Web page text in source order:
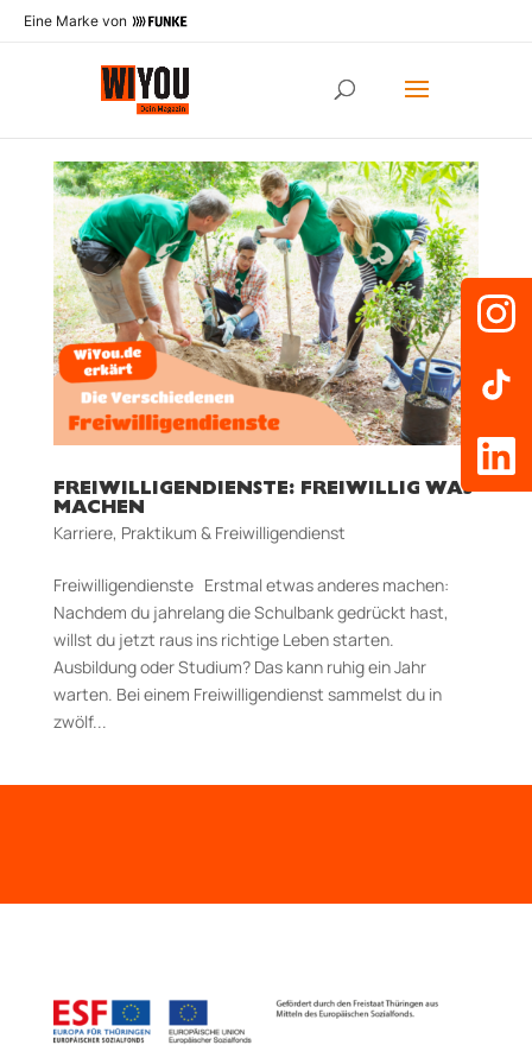
Eine Marke von
FREIWILLIGENDIENSTE: FREIWILLIG WAS
MACHEN
Karriere, Praktikum & Freiwilligendienst
Freiwilligendienste Erstmal etwas anderes machen:
Nachdem du jahrelang die Schulbank gedrückt hast,
willst du jetzt raus ins richtige Leben starten.
Ausbildung oder Studium? Das kann ruhig ein Jahr
warten. Bei einem Freiwilligendienst sammelst du in
zwölf...